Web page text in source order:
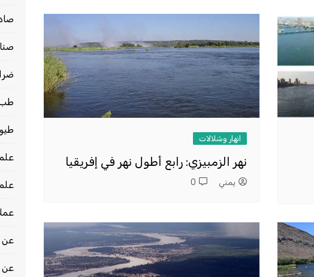
انهار وشلالات
نهر الزمبيزي: رابع أطول نهر في إفريقيا
يمني 0
عن
عن